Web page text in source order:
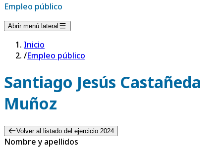
Empleo público
Abrir menú lateral
Inicio
/Empleo público
Santiago Jesús Castañeda
Muñoz
Volver al listado del ejercicio 2024
Nombre y apellidos